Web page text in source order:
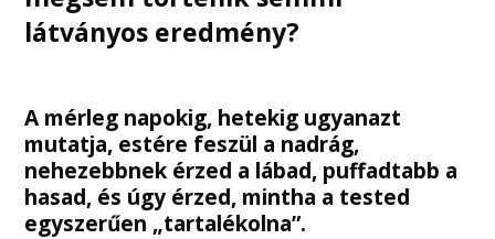
látványos eredmény?
A mérleg napokig, hetekig ugyanazt
mutatja, estére feszül a nadrág,
nehezebbnek érzed a lábad, puffadtabb a
hasad, és úgy érzed, mintha a tested
egyszerűen „tartalékolna”.